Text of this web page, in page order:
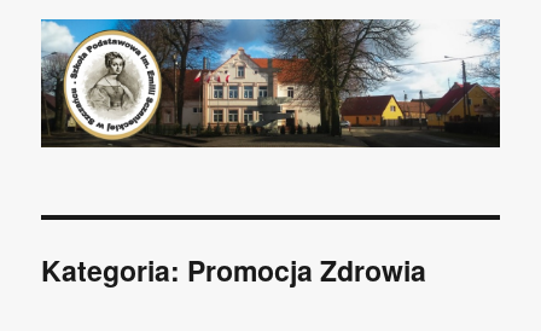
Kategoria: Promocja Zdrowia